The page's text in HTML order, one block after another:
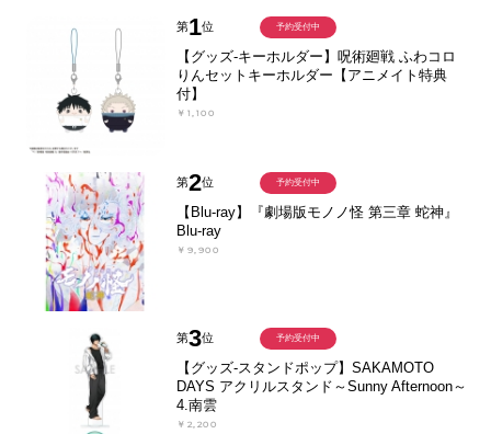
第1位
【グッズ-キーホルダー】呪術廻戦 ふわコロ
りんセットキーホルダー【アニメイト特典
付】
￥1,100
予約受付中
第2位
【Blu-ray】『劇場版モノノ怪 第三章 蛇神』
Blu-ray
￥9,900
予約受付中
第3位
【グッズ-スタンドポップ】SAKAMOTO
DAYS アクリルスタンド～Sunny Afternoon～
4.南雲
￥2,200
予約受付中